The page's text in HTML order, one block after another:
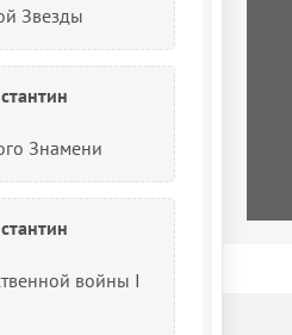
Звезды
Знамени
войны I